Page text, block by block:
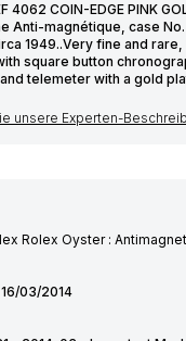
4062 COIN-EDGE PINK
Anti-magnétique, case
1949..Very fine and rare,
square button
telemeter with a gold
unsere Experten-
Rolex Oyster :
16/03/2014